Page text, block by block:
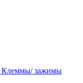
Клеммы/ зажимы